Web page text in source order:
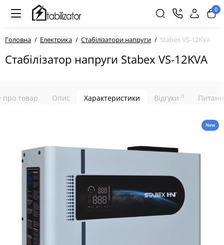
0
Головна Електрика Стабілізатори напруги Stabex VS-12KVA
Стабілізатор напруги Stabex VS-12KVA
про товар Опис Характеристики Відгуки 0
New